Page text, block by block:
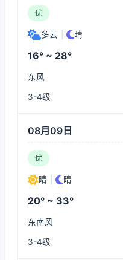
优
多云 晴
16° ~ 28°
东风
3-4级
08月09日
优
晴 晴
20° ~ 33°
东南风
3-4级